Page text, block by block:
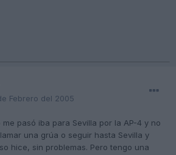
Febrero del 2005
pasó iba para Sevilla por la AP-4 y no
una grúa o seguir hasta Sevilla y
hice, sin problemas. Pero tengo una